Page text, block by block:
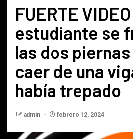
FUERTE
estudiante se
las dos
caer de una
había trepado
admin febrero 12, 2024